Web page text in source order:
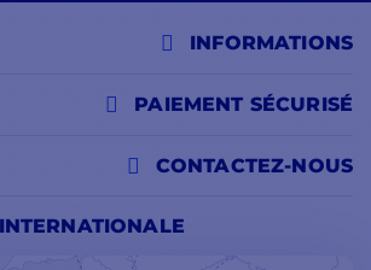
INFORMATIONS
CONTACTEZ-NOUS
PAIEMENT SÉCURISÉ